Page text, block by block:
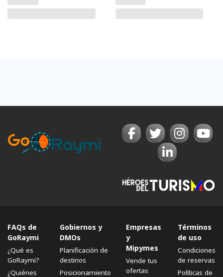
FAQs de
GoRaymi
¿Qué es
GoRaymi?
¿Quiénes
Gobiernos y
DMOs
Planificación de
destinos
Posicionamiento
Empresas
y
Mipymes
Vende tus
ofertas
Términos
de uso
Condiciones
de reservas
Políticas de